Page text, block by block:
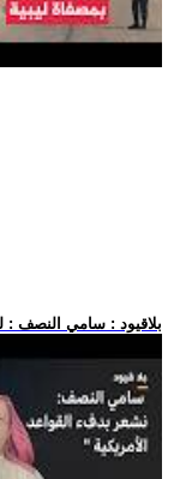
.. بلاقيود : سامي النصف :